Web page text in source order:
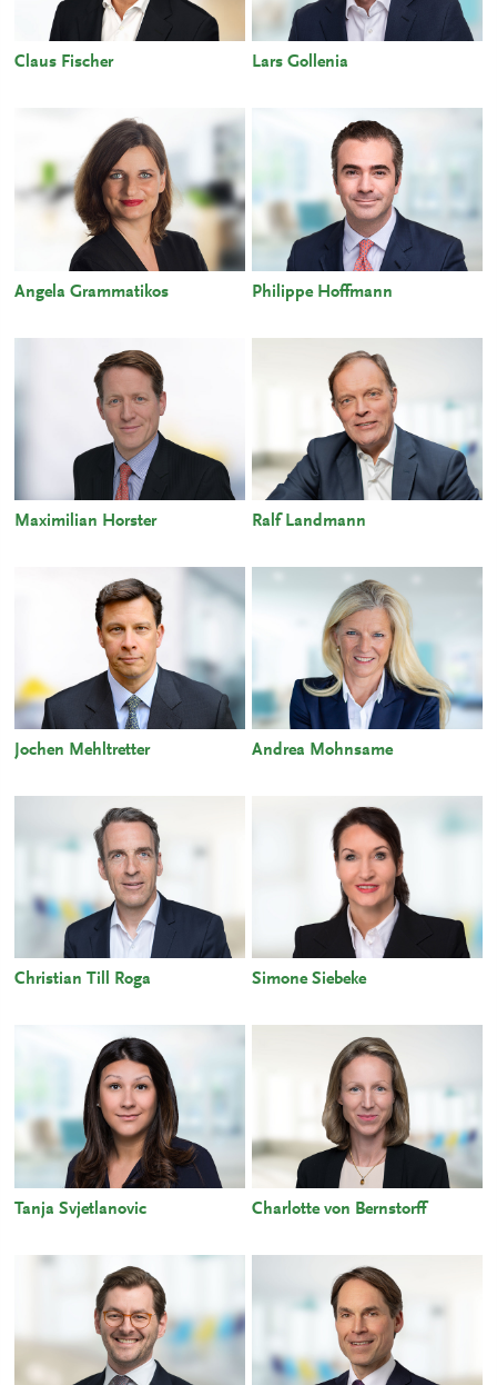
Claus Fischer Lars Gollenia
Angela Grammatikos Philippe Hoffmann
Maximilian Horster Ralf Landmann
Jochen Mehltretter Andrea Mohnsame
Christian Till Roga Simone Siebeke
Tanja Svjetlanovic Charlotte von Bernstorff